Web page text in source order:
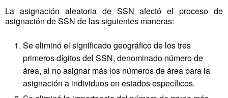
La asignación aleatoria de SSN afectó el proceso de
asignación de SSN de las siguientes maneras:
Se eliminó el significado geográfico de los tres
primeros dígitos del SSN, denominado número de
área, al no asignar más los números de área para la
asignación a individuos en estados específicos.